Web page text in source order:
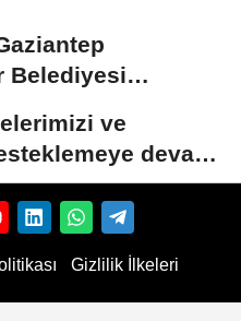
Belediyesi
ve
devam
Gizlilik İlkeleri
Instagram Likes kaufen TikTok Likes